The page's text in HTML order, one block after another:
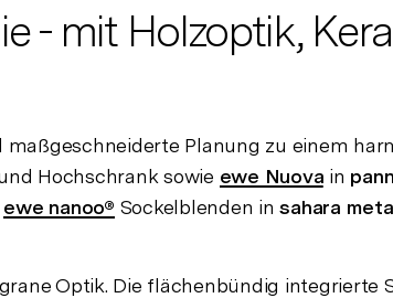
- mit Holzoptik,
Planung zu einem
Hochschrank sowie ewe Nuova in
ewe nanoo® Sockelblenden insahara
Optik. Die flächenbündig integrierte